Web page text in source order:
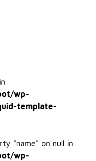
wp-
template-
"name" on null in
wp-